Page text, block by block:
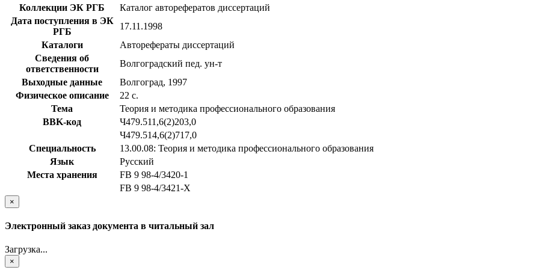
Коллекции ЭК РГБ
Каталог авторефератов диссертаций
Дата поступления в ЭК
РГБ
17.11.1998
Каталоги
Авторефераты диссертаций
Сведения об
ответственности
Волгоградский пед. ун-т
Выходные данные
Волгоград, 1997
Физическое описание
22 с.
Тема
Теория и методика профессионального образования
BBK-код
Ч479.511,6(2)203,0
Ч479.514,6(2)717,0
Специальность
13.00.08: Теория и методика профессионального образования
Язык
Русский
Места хранения
FB 9 98-4/3420-1
FB 9 98-4/3421-X
×
Электронный заказ документа в читальный зал
Загрузка...
×